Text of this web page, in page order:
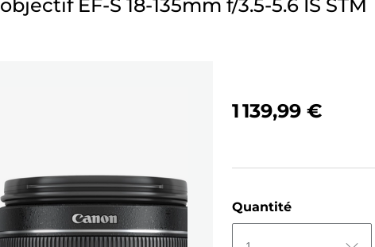
objectif EF-S 18-135mm f/3.5-5.6 IS STM
1 139,99 €
Quantité